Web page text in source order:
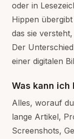
oder in
Hippen
das sie
Der
einer digitalen
Was kann ich
Alles, worauf
lange Artikel,
Screenshots,